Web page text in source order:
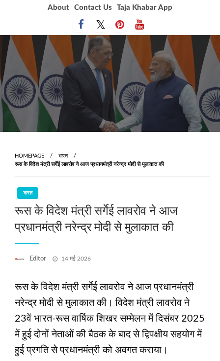
About Contact Us Taja Khabar App
HOMEPAGE
भारत
रूस के विदेश मंत्री सर्गेई लावरोव ने आज प्रधानमंत्री नरेन्‍द्र मोदी से मुलाकात की
भारत
रूस के विदेश मंत्री सर्गेई लावरोव ने आज
प्रधानमंत्री नरेन्‍द्र मोदी से मुलाकात की
Editor
Posted
14 मई 2026
रूस के विदेश मंत्री सर्गेई लावरोव ने आज प्रधानमंत्री
नरेन्‍द्र मोदी से मुलाकात की। विदेश मंत्री लावरोव ने
23वें भारत-रूस वार्षिक शिखर सम्मेलन में दिसंबर 2025
में हुई दोनों नेताओं की बैठक के बाद से द्विपक्षीय सहयोग में
हुई प्रगति से प्रधानमंत्री को अवगत कराया।